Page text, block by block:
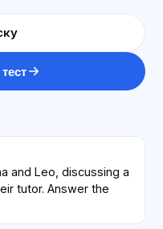
and Leo, discussing a
tutor. Answer the